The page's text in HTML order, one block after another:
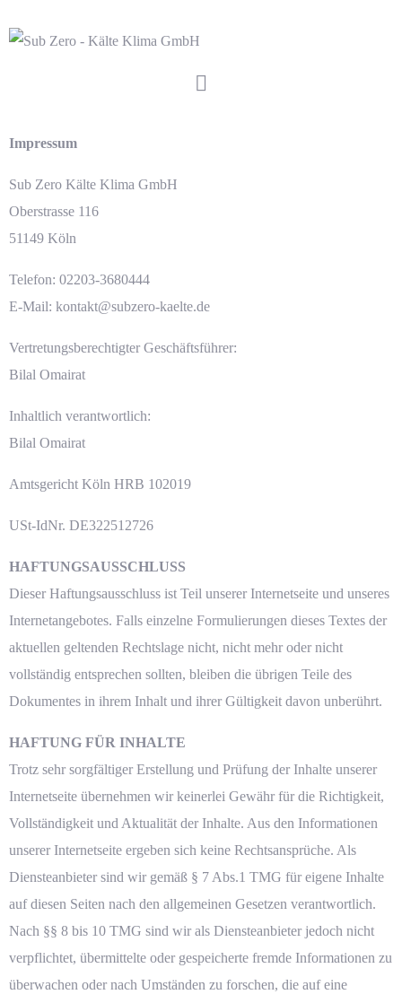
Impressum
Sub Zero Kälte Klima GmbH
Oberstrasse 116
51149 Köln
Telefon: 02203-3680444
E-Mail: kontakt@subzero-kaelte.de
Vertretungsberechtigter Geschäftsführer:
Bilal Omairat
Inhaltlich verantwortlich:
Bilal Omairat
Amtsgericht Köln HRB 102019
USt-IdNr. DE322512726
HAFTUNGSAUSSCHLUSS
Dieser Haftungsausschluss ist Teil unserer Internetseite und unseres
Internetangebotes. Falls einzelne Formulierungen dieses Textes der
aktuellen geltenden Rechtslage nicht, nicht mehr oder nicht
vollständig entsprechen sollten, bleiben die übrigen Teile des
Dokumentes in ihrem Inhalt und ihrer Gültigkeit davon unberührt.
HAFTUNG FÜR INHALTE
Trotz sehr sorgfältiger Erstellung und Prüfung der Inhalte unserer
Internetseite übernehmen wir keinerlei Gewähr für die Richtigkeit,
Vollständigkeit und Aktualität der Inhalte. Aus den Informationen
unserer Internetseite ergeben sich keine Rechtsansprüche. Als
Diensteanbieter sind wir gemäß § 7 Abs.1 TMG für eigene Inhalte
auf diesen Seiten nach den allgemeinen Gesetzen verantwortlich.
Nach §§ 8 bis 10 TMG sind wir als Diensteanbieter jedoch nicht
verpflichtet, übermittelte oder gespeicherte fremde Informationen zu
überwachen oder nach Umständen zu forschen, die auf eine